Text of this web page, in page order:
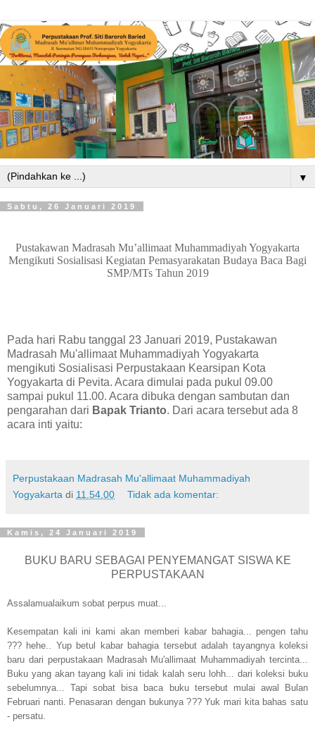
▼
Sabtu, 26 Januari 2019
Pustakawan Madrasah Mu’allimaat Muhammadiyah Yogyakarta
Mengikuti Sosialisasi Kegiatan Pemasyarakatan Budaya Baca Bagi
SMP/MTs Tahun 2019
Pada hari Rabu tanggal 23 Januari 2019, Pustakawan
Madrasah Mu'allimaat Muhammadiyah Yogyakarta
mengikuti Sosialisasi Perpustakaan Kearsipan Kota
Yogyakarta di Pevita. Acara dimulai pada pukul 09.00
sampai pukul 11.00. Acara dibuka dengan sambutan dan
pengarahan dari Bapak Trianto. Dari acara tersebut ada 8
acara inti yaitu:
Perpustakaan Madrasah Mu'allimaat Muhammadiyah
Yogyakarta di 11.54.00 Tidak ada komentar:
Kamis, 24 Januari 2019
BUKU BARU SEBAGAI PENYEMANGAT SISWA KE
PERPUSTAKAAN
Assalamualaikum sobat perpus muat...
Kesempatan kali ini kami akan memberi kabar bahagia... pengen tahu
??? hehe.. Yup betul kabar bahagia tersebut adalah tayangnya koleksi
baru dari perpustakaan Madrasah Mu'allimaat Muhammadiyah tercinta...
Buku yang akan tayang kali ini tidak kalah seru lohh... dari koleksi buku
sebelumnya... Tapi sobat bisa baca buku tersebut mulai awal Bulan
Februari nanti. Penasaran dengan bukunya ??? Yuk mari kita bahas satu
- persatu.